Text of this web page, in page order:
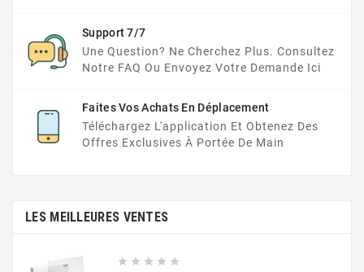
Support 7/7
Une Question? Ne Cherchez Plus. Consultez
Notre FAQ Ou Envoyez Votre Demande Ici
Faites Vos Achats En Déplacement
Téléchargez L'application Et Obtenez Des
Offres Exclusives À Portée De Main
LES MEILLEURES VENTES
    